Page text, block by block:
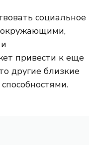
социальное
окружающими,
привести к еще
другие близкие